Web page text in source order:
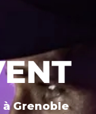
à Grenoble